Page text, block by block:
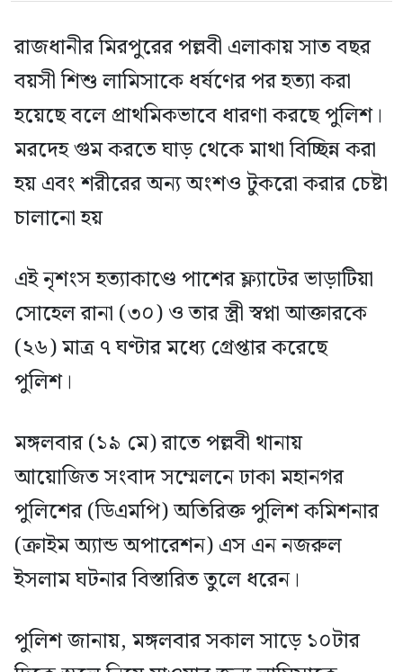
রাজধানীর মিরপুরের পল্লবী এলাকায় সাত বছর
বয়সী শিশু লামিসাকে ধর্ষণের পর হত্যা করা
হয়েছে বলে প্রাথমিকভাবে ধারণা করছে পুলিশ।
মরদেহ গুম করতে ঘাড় থেকে মাথা বিচ্ছিন্ন করা
হয় এবং শরীরের অন্য অংশও টুকরো করার চেষ্টা
চালানো হয়
এই নৃশংস হত্যাকাণ্ডে পাশের ফ্ল্যাটের ভাড়াটিয়া
সোহেল রানা (৩০) ও তার স্ত্রী স্বপ্না আক্তারকে
(২৬) মাত্র ৭ ঘণ্টার মধ্যে গ্রেপ্তার করেছে
পুলিশ।
মঙ্গলবার (১৯ মে) রাতে পল্লবী থানায়
আয়োজিত সংবাদ সম্মেলনে ঢাকা মহানগর
পুলিশের (ডিএমপি) অতিরিক্ত পুলিশ কমিশনার
(ক্রাইম অ্যান্ড অপারেশন) এস এন নজরুল
ইসলাম ঘটনার বিস্তারিত তুলে ধরেন।
পুলিশ জানায়, মঙ্গলবার সকাল সাড়ে ১০টার